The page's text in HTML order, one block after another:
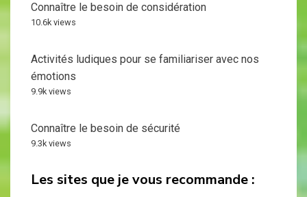
Connaître le besoin de considération
10.6k views
Activités ludiques pour se familiariser avec nos
émotions
9.9k views
Connaître le besoin de sécurité
9.3k views
Les sites que je vous recommande :